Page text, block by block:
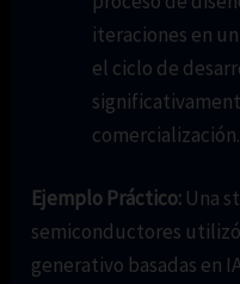
iteraciones en
el ciclo de
comercialización.
Ejemplo Práctico: Una
semiconductores
generativo basadas en